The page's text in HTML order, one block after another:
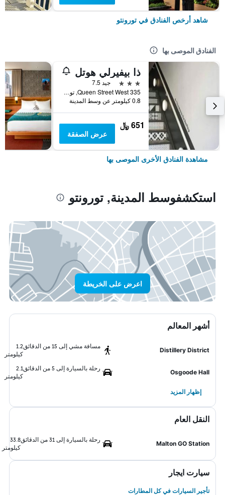
شاهد أرخص الفنادق في تورونتو
الفنادق الموصى بها
ذا بيفيرلي هوتل
3 نجوم
جيد 7.5
335 Queen Street West, تورونتو, ON, كندا
0.8 كيلومتر عن وسط المدينة
651 ﷼
عرض الصفقة
مشاهدة الفنادق الأخرى الموصى بها
استكشفوسط المدينة, تورونتو
اعرض على الخريطة
أشهر المعالم
Distillery District
مسافة مشي إلى 15 من الدقائق
1.2
كيلومتر
Osgoode Hall
رحلة بالسيارة إلى 5 من الدقائق
2.1
كيلومتر
إظهار المزيد
النقل العام
Malton GO Station
رحلة بالسيارة إلى 31 من الدقائق
33.8
كيلومتر
سيارت ايجار
تأجير السيارات في كل المطارات